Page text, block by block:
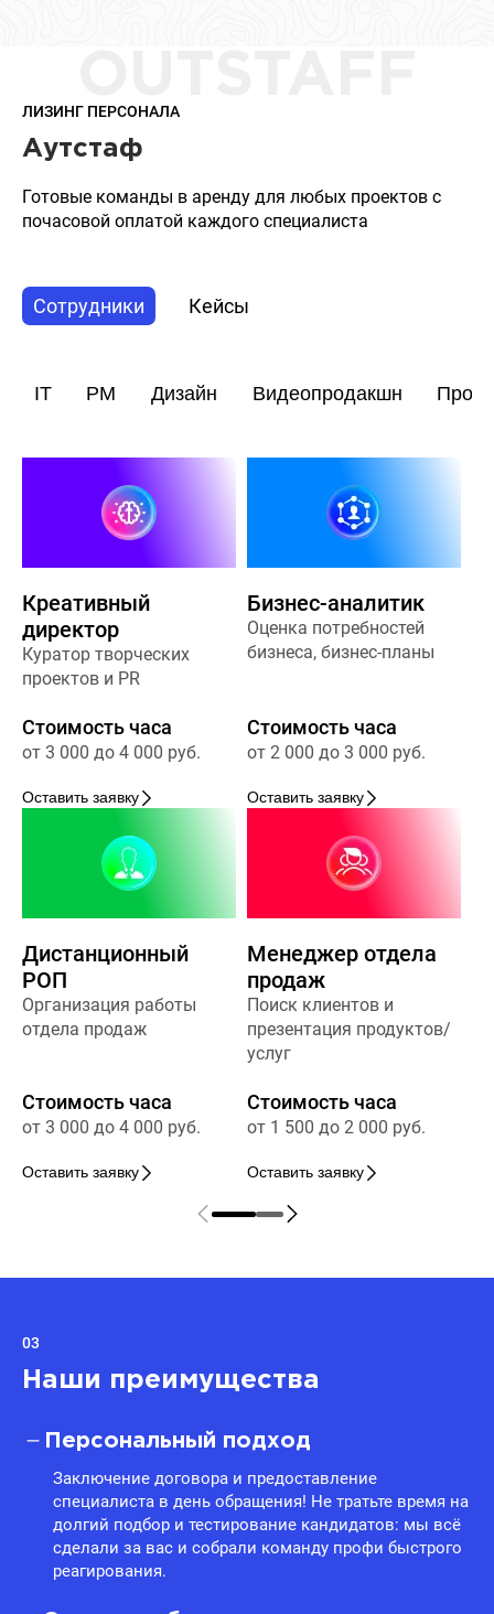
ЛИЗИНГ ПЕРСОНАЛА
Аутстаф
Готовые команды в аренду для любых проектов с
почасовой оплатой каждого специалиста
Сотрудники Кейсы
IT PM Дизайн Видеопродакшн
Креативный
директор
Куратор творческих
проектов и PR
Стоимость часа
от 3 000 до 4 000 руб.
Оставить заявку
Бизнес-аналитик
Оценка потребностей
бизнеса, бизнес-планы
Стоимость часа
от 2 000 до 3 000 руб.
Оставить заявку
Дистанционный
РОП
Организация работы
отдела продаж
Стоимость часа
от 3 000 до 4 000 руб.
Оставить заявку
Менеджер отдела
продаж
Поиск клиентов и
презентация продуктов/
услуг
Стоимость часа
от 1 500 до 2 000 руб.
Оставить заявку
03
Наши преимущества
Персональный подход
Заключение договора и предоставление
специалиста в день обращения! Не тратьте время на
долгий подбор и тестирование кандидатов: мы всё
сделали за вас и собрали команду профи быстрого
реагирования.